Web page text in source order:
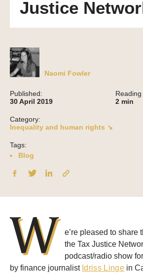
Justice
Naomi Fowler
Published:
30 April 2019
Reading
2 min
Category:
Inequality and human rights ↘
Tags:
Blog
W
e’re pleased to share
the Tax Justice
podcast/radio show
by finance journalist Idriss Lingein